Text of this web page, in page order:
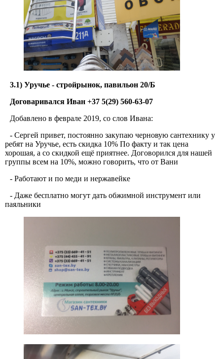
3.1) Уручье - стройрынок, павильон 20/Б
Договаривался Иван +37 5(29) 560-63-07
Добавлено в феврале 2019, со слов Ивана:
- Сергей привет, постоянно закупаю черновую сантехнику у
ребят на Уручье, есть скидка 10% По факту и так цена
хорошая, а со скидкой ещё приятнее. Договорился для нашей
группы всем на 10%, можно говорить, что от Вани
- Работают и по меди и нержавейке
- Даже бесплатно могут дать обжимной инструмент или
паяльники